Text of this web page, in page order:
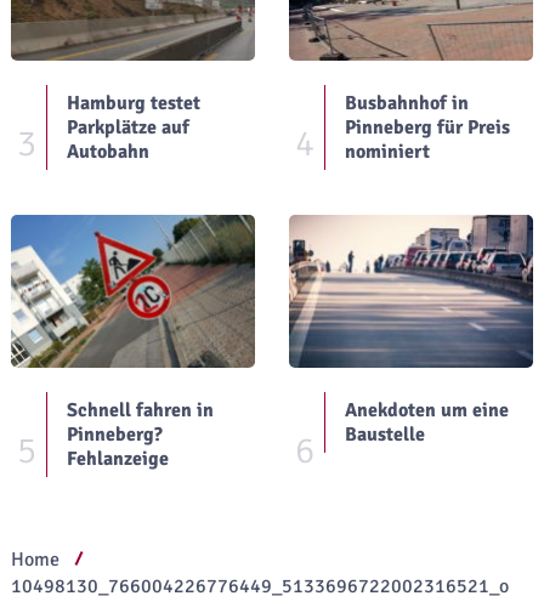
3
Hamburg testet
Parkplätze auf
Autobahn
4
Busbahnhof in
Pinneberg für Preis
nominiert
5
Schnell fahren in
Pinneberg?
Fehlanzeige
6
Anekdoten um eine
Baustelle
Home
10498130_766004226776449_5133696722002316521_o